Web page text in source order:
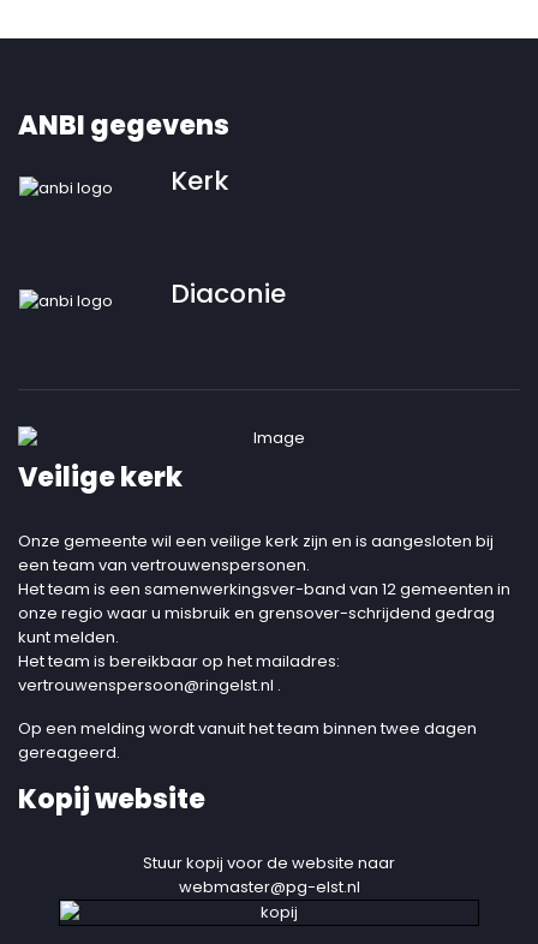
ANBI gegevens
Kerk
Diaconie
Veilige kerk
Onze gemeente wil een veilige kerk zijn en is aangesloten bij
een team van vertrouwenspersonen.
Het team is een samenwerkingsver-band van 12 gemeenten in
onze regio waar u misbruik en grensover-schrijdend gedrag
kunt melden.
Het team is bereikbaar op het mailadres:
vertrouwenspersoon@ringelst.nl .
Op een melding wordt vanuit het team binnen twee dagen
gereageerd.
Kopij website
Stuur kopij voor de website naar
webmaster@pg-elst.nl